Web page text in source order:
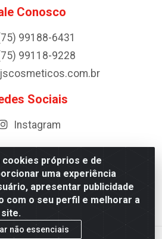
próprios e de
uma experiência
apresentar publicidade
com o seu perfil e melhorar a
site.
não essenciais
Conosco
99188-6431
99118-9228
Sociais
Instagram
Antoneto LTDA - BA-052,
Ipirá - BA, 44600-000 - CNPJ
0001-75